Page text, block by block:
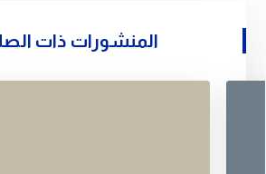
المنشورات ذات